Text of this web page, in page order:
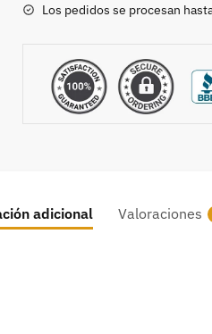
Los pedidos se procesan
adicional Valoraciones